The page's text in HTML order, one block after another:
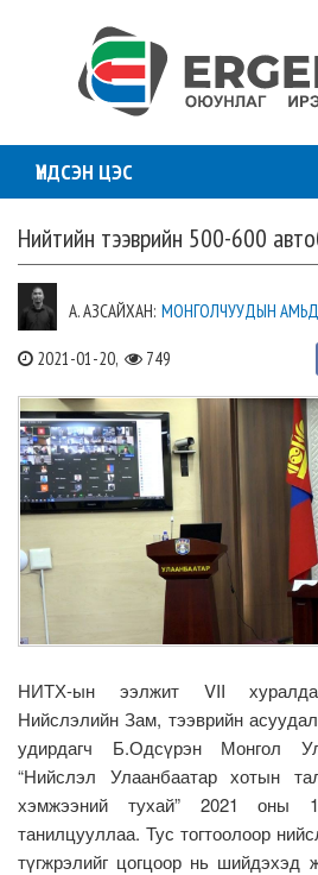
ҮНДСЭН ЦЭС
Нийтийн тээврийн 500-600
А. АЗСАЙХАН: МОНГОЛЧУУДЫН
2021-01-20, 749
НИТХ-ын ээлжит VII
Нийслэлийн Зам, тээврийн
удирдагч Б.Одсүрэн Монгол
“Нийслэл Улаанбаатар хотын
хэмжээний тухай” 2021 оны
танилцууллаа. Тус тогтоолоор
түгжрэлийг цогцоор нь шийдэхэд